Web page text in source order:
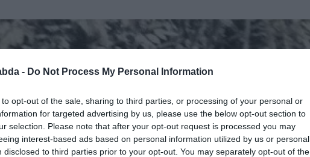
- Do Not Process My Personal Information
to opt-out of the sale, sharing to third parties, or processing of your personal or
for targeted advertising by us, please use the below opt-out section to
selection. Please note that after your opt-out request is processed you may
interest-based ads based on personal information utilized by us or personal
disclosed to third parties prior to your opt-out. You may separately opt-out of the